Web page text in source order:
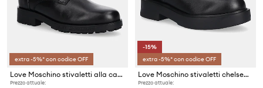
extra -5%* con codice OFF
Love Moschino stivaletti alla caviglia in pelle
Prezzo attuale:
-15%
extra -5%* con codice OFF
Love Moschino stivaletti chelsea in pelle
Prezzo attuale: